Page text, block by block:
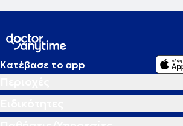
Κατέβασε το app